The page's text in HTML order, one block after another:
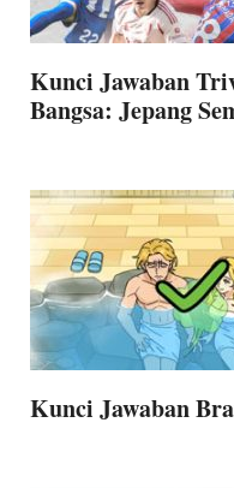
Kunci Jawaban
Bangsa: Jepang
Kunci Jawaban